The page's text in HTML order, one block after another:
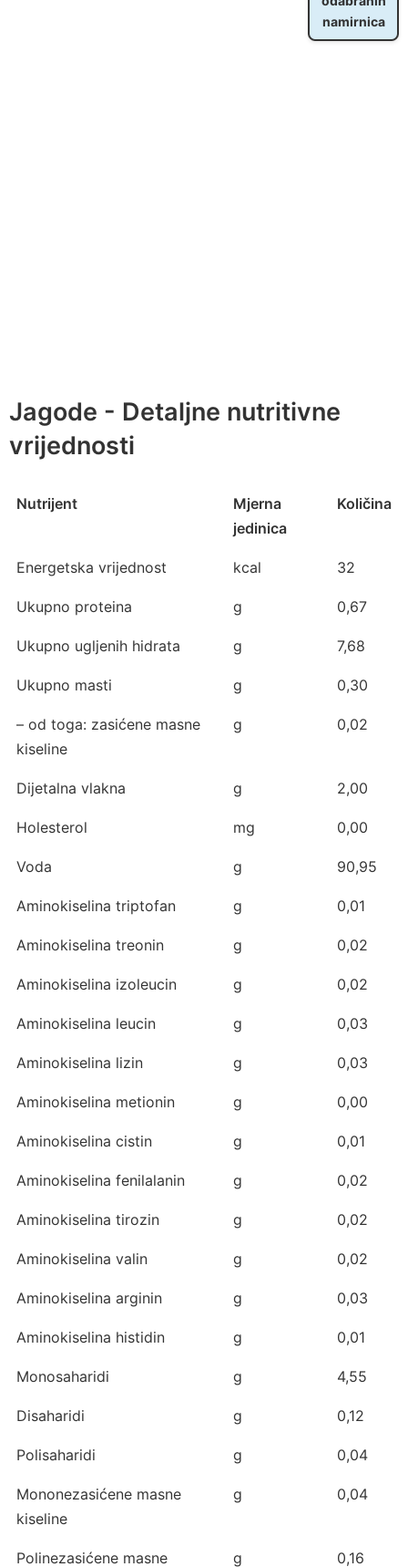
Jagode - Detaljne nutritivne
vrijednosti
Nutrijent
Mjerna
jedinica
Količina
Energetska vrijednost kcal 32
Ukupno proteina g 0,67
Ukupno ugljenih hidrata g 7,68
Ukupno masti g 0,30
– od toga: zasićene masne
kiseline
g 0,02
Dijetalna vlakna g 2,00
Holesterol mg 0,00
Voda g 90,95
Aminokiselina triptofan g 0,01
Aminokiselina treonin g 0,02
Aminokiselina izoleucin g 0,02
Aminokiselina leucin g 0,03
Aminokiselina lizin g 0,03
Aminokiselina metionin g 0,00
Aminokiselina cistin g 0,01
Aminokiselina fenilalanin g 0,02
Aminokiselina tirozin g 0,02
Aminokiselina valin g 0,02
Aminokiselina arginin g 0,03
Aminokiselina histidin g 0,01
Monosaharidi g 4,55
Disaharidi g 0,12
Polisaharidi g 0,04
Mononezasićene masne
kiseline
g 0,04
Polinezasićene masne
g 0,16
namirnica